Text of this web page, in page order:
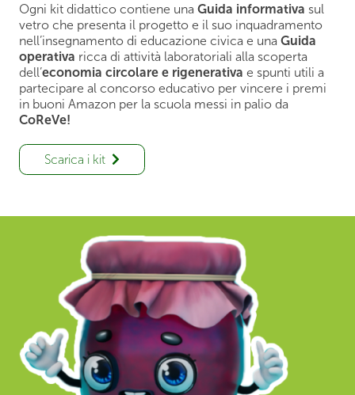
Ogni kit didattico contiene una Guida informativa sul
vetro che presenta il progetto e il suo inquadramento
nell’insegnamento di educazione civica e una Guida
operativa ricca di attività laboratoriali alla scoperta
dell’economia circolare e rigenerativa e spunti utili a
partecipare al concorso educativo per vincere i premi
in buoni Amazon per la scuola messi in palio da
CoReVe!
Scarica i kit